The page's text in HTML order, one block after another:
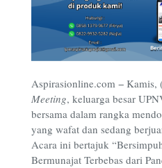
Aspirasionline.com − Kamis,
Meeting, keluarga besar
bersama dalam rangka
yang wafat dan sedang
Acara ini bertajuk
Bermunajat Terbebas dari